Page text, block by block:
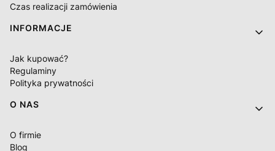
Czas realizacji zamówienia
INFORMACJE
Jak kupować?
Regulaminy
Polityka prywatności
O NAS
O firmie
Blog